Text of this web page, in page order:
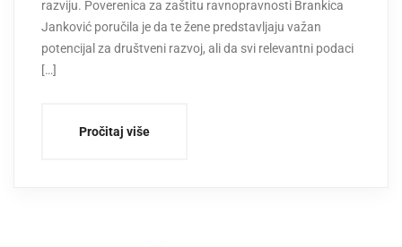
razviju. Poverenica za zaštitu ravnopravnosti Brankica
Janković poručila je da te žene predstavljaju važan
potencijal za društveni razvoj, ali da svi relevantni podaci
[…]
Pročitaj više